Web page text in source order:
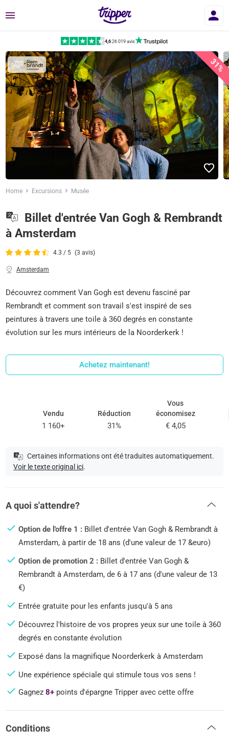
Menu
4,6|26 019 avis
31%
Home Excursions Musée
Billet d'entrée Van Gogh & Rembrandt
à Amsterdam
4.3 / 5 (3 avis)
Amsterdam
Découvrez comment Van Gogh est devenu fasciné par
Rembrandt et comment son travail s'est inspiré de ses
peintures à travers une toile à 360 degrés en constante
évolution sur les murs intérieurs de la Noorderkerk !
Achetez maintenant!
Vendu
1 160+
Réduction
31%
Vous
économisez
€ 4,05
Certaines informations ont été traduites automatiquement.
Voir le texte original ici.
A quoi s'attendre?
Option de l'offre 1 : Billet d'entrée Van Gogh & Rembrandt à
Amsterdam, à partir de 18 ans (d'une valeur de 17 &euro)
Option de promotion 2 : Billet d'entrée Van Gogh &
Rembrandt à Amsterdam, de 6 à 17 ans (d'une valeur de 13
€)
Entrée gratuite pour les enfants jusqu'à 5 ans
Découvrez l'histoire de vos propres yeux sur une toile à 360
degrés en constante évolution
Exposé dans la magnifique Noorderkerk à Amsterdam
Une expérience spéciale qui stimule tous vos sens !
Gagnez8+ points d'épargne Tripper avec cette offre
Conditions